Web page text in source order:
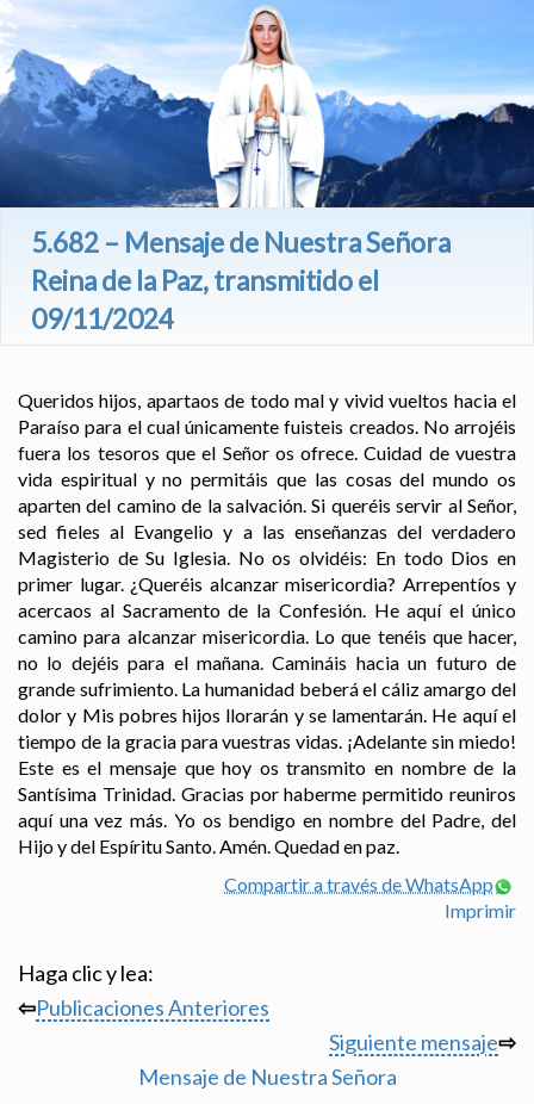
5.682 – Mensaje de Nuestra Señora
Reina de la Paz, transmitido el
09/11/2024
Queridos hijos, apartaos de todo mal y vivid vueltos hacia el
Paraíso para el cual únicamente fuisteis creados. No arrojéis
fuera los tesoros que el Señor os ofrece. Cuidad de vuestra
vida espiritual y no permitáis que las cosas del mundo os
aparten del camino de la salvación. Si queréis servir al Señor,
sed fieles al Evangelio y a las enseñanzas del verdadero
Magisterio de Su Iglesia. No os olvidéis: En todo Dios en
primer lugar. ¿Queréis alcanzar misericordia? Arrepentíos y
acercaos al Sacramento de la Confesión. He aquí el único
camino para alcanzar misericordia. Lo que tenéis que hacer,
no lo dejéis para el mañana. Camináis hacia un futuro de
grande sufrimiento. La humanidad beberá el cáliz amargo del
dolor y Mis pobres hijos llorarán y se lamentarán. He aquí el
tiempo de la gracia para vuestras vidas. ¡Adelante sin miedo!
Este es el mensaje que hoy os transmito en nombre de la
Santísima Trinidad. Gracias por haberme permitido reuniros
aquí una vez más. Yo os bendigo en nombre del Padre, del
Hijo y del Espíritu Santo. Amén. Quedad en paz.
Compartir a través de WhatsApp
Imprimir
Haga clic y lea:
⇦Publicaciones Anteriores
Siguiente mensaje⇨
Mensaje de Nuestra Señora